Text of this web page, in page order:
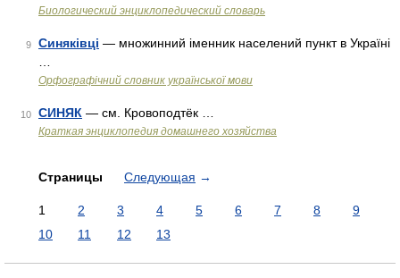
Биологический энциклопедический словарь
9 Синяківці — множинний іменник населений пункт в Україні
Орфографічний словник української мови
10 СИНЯК — см. Кровоподтёк …
Краткая энциклопедия домашнего хозяйства
Страницы Следующая →
1 2 3 4 5 6 7 8
9
10
11 12 13